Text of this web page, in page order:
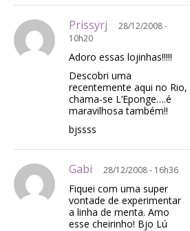
Prissyrj
28/12/2008 -
10h20
Adoro essas lojinhas!!!!!
Descobri uma
recentemente aqui no Rio,
chama-se L’Eponge….é
maravilhosa também!!
bjssss
Gabi 28/12/2008 - 16h36
Fiquei com uma super
vontade de experimentar
a linha de menta. Amo
esse cheirinho! Bjo Lú